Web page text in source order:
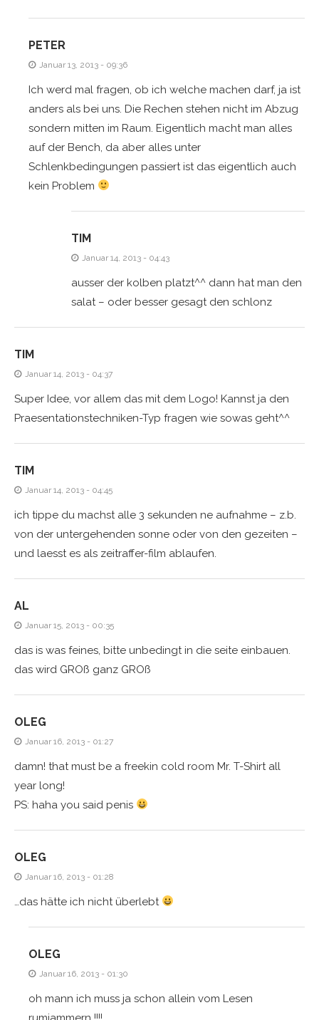
PETER
Januar 13, 2013 - 09:36
Ich werd mal fragen, ob ich welche machen darf, ja ist
anders als bei uns. Die Rechen stehen nicht im Abzug
sondern mitten im Raum. Eigentlich macht man alles
auf der Bench, da aber alles unter
Schlenkbedingungen passiert ist das eigentlich auch
kein Problem
TIM
Januar 14, 2013 - 04:43
ausser der kolben platzt^^ dann hat man den
salat – oder besser gesagt den schlonz
TIM
Januar 14, 2013 - 04:37
Super Idee, vor allem das mit dem Logo! Kannst ja den
Praesentationstechniken-Typ fragen wie sowas geht^^
TIM
Januar 14, 2013 - 04:45
ich tippe du machst alle 3 sekunden ne aufnahme – z.b.
von der untergehenden sonne oder von den gezeiten –
und laesst es als zeitraffer-film ablaufen.
AL
Januar 15, 2013 - 00:35
das is was feines, bitte unbedingt in die seite einbauen.
das wird GROß ganz GROß
OLEG
Januar 16, 2013 - 01:27
damn! that must be a freekin cold room Mr. T-Shirt all
year long!
PS: haha you said penis
OLEG
Januar 16, 2013 - 01:28
…das hätte ich nicht überlebt
OLEG
Januar 16, 2013 - 01:30
oh mann ich muss ja schon allein vom Lesen